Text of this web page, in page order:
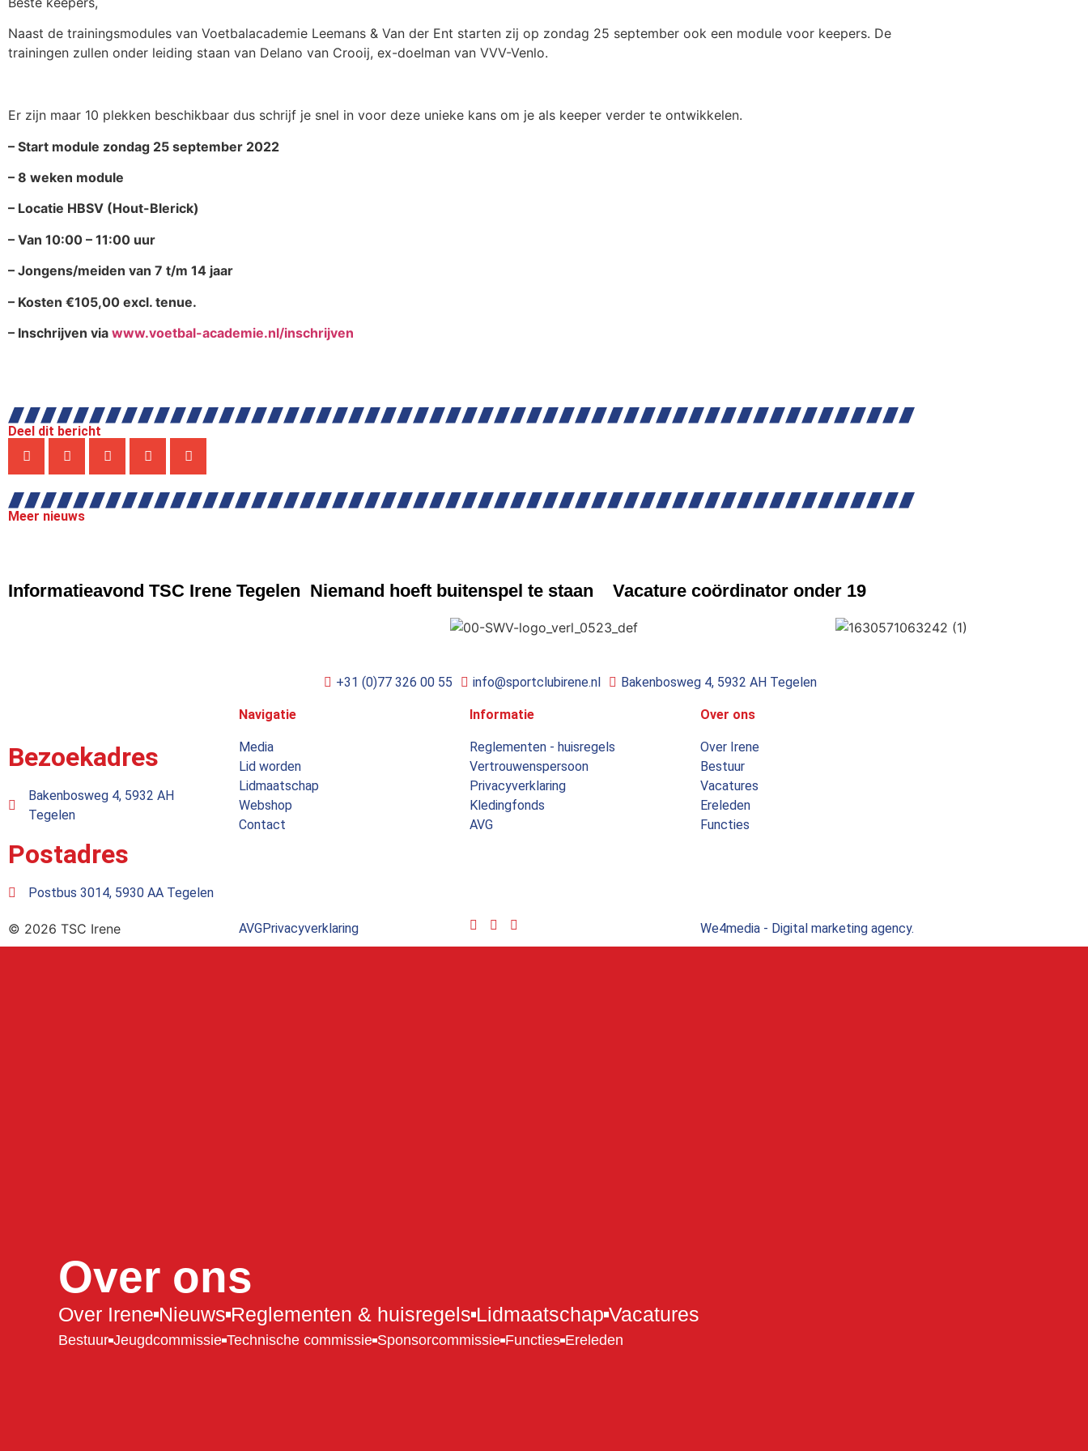
Naast de trainingsmodules van Voetbalacademie Leemans & Van der Ent starten zij op zondag 25 september ook een module voor keepers. De
trainingen zullen onder leiding staan van Delano van Crooij, ex-doelman van VVV-Venlo.
Er zijn maar 10 plekken beschikbaar dus schrijf je snel in voor deze unieke kans om je als keeper verder te ontwikkelen.
– Start module zondag 25 september 2022
– 8 weken module
– Locatie HBSV (Hout-Blerick)
– Van 10:00 – 11:00 uur
– Jongens/meiden van 7 t/m 14 jaar
– Kosten €105,00 excl. tenue.
– Inschrijven via www.voetbal-academie.nl/inschrijven
Deel dit bericht
Meer nieuws
Informatieavond TSC Irene Tegelen Niemand hoeft buitenspel te staan Vacature coördinator onder 19
+31 (0)77 326 00 55 info@sportclubirene.nl Bakenbosweg 4, 5932 AH Tegelen
Bezoekadres
Bakenbosweg 4, 5932 AH
Tegelen
Postadres
Postbus 3014, 5930 AA Tegelen
Navigatie
Media
Lid worden
Lidmaatschap
Webshop
Contact
Informatie
Reglementen - huisregels
Vertrouwenspersoon
Privacyverklaring
Kledingfonds
AVG
Over ons
Over Irene
Bestuur
Vacatures
Ereleden
Functies
© 2026 TSC Irene AVGPrivacyverklaring We4media - Digital marketing agency.
Over ons
Over Irene Nieuws Reglementen & huisregels Lidmaatschap Vacatures
Bestuur Jeugdcommissie Technische commissie Sponsorcommissie Functies Ereleden